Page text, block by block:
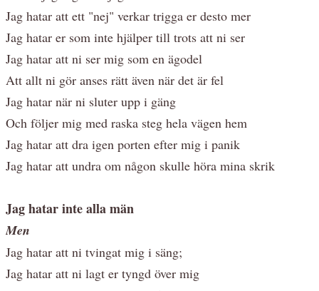
Jag hatar att ett "nej" verkar trigga er desto mer
Jag hatar er som inte hjälper till trots att ni ser
Jag hatar att ni ser mig som en ägodel
Att allt ni gör anses rätt även när det är fel
Jag hatar när ni sluter upp i gäng
Och följer mig med raska steg hela vägen hem
Jag hatar att dra igen porten efter mig i panik
Jag hatar att undra om någon skulle höra mina skrik
Jag hatar inte alla män
Men
Jag hatar att ni tvingat mig i säng;
Jag hatar att ni lagt er tyngd över mig